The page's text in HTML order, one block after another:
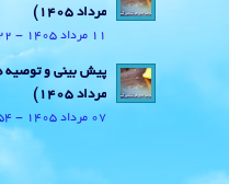
مرداد ۱۴۰۵)
11 مرداد 1405 - 12:22 ب.ظ
مرداد ۱۴۰۵)
07 مرداد 1405 - 11:54 ق.ظ